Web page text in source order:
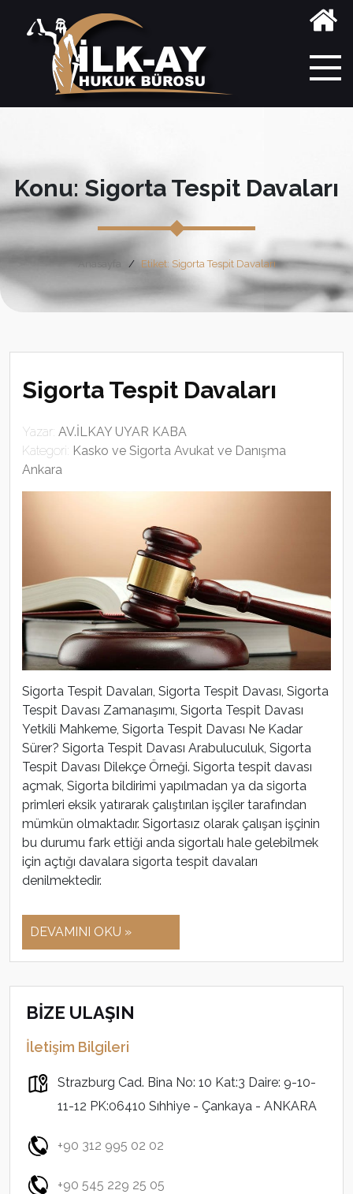
Konu: Sigorta Tespit Davaları
Etiket: Sigorta Tespit Davaları
Sigorta Tespit Davaları
Yazar: AV.İLKAY UYAR KABA
Kategori: Kasko ve Sigorta Avukat ve Danışma
Ankara
Sigorta Tespit Davaları, Sigorta Tespit Davası, Sigorta
Tespit Davası Zamanaşımı, Sigorta Tespit Davası
Yetkili Mahkeme, Sigorta Tespit Davası Ne Kadar
Sürer? Sigorta Tespit Davası Arabuluculuk, Sigorta
Tespit Davası Dilekçe Örneği. Sigorta tespit davası
açmak, Sigorta bildirimi yapılmadan ya da sigorta
primleri eksik yatırarak çalıştırılan işçiler tarafından
mümkün olmaktadır. Sigortasız olarak çalışan işçinin
bu durumu fark ettiği anda sigortalı hale gelebilmek
için açtığı davalara sigorta tespit davaları
denilmektedir.
DEVAMINI OKU »
BİZE ULAŞIN
İletişim Bilgileri
Strazburg Cad. Bina No: 10 Kat:3 Daire: 9-10-
11-12 PK:06410 Sıhhiye - Çankaya - ANKARA
+90 312 995 02 02
+90 545 229 25 05